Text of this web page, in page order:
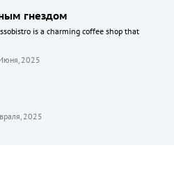
гнездом
is a charming coffee shop that
2025
2025